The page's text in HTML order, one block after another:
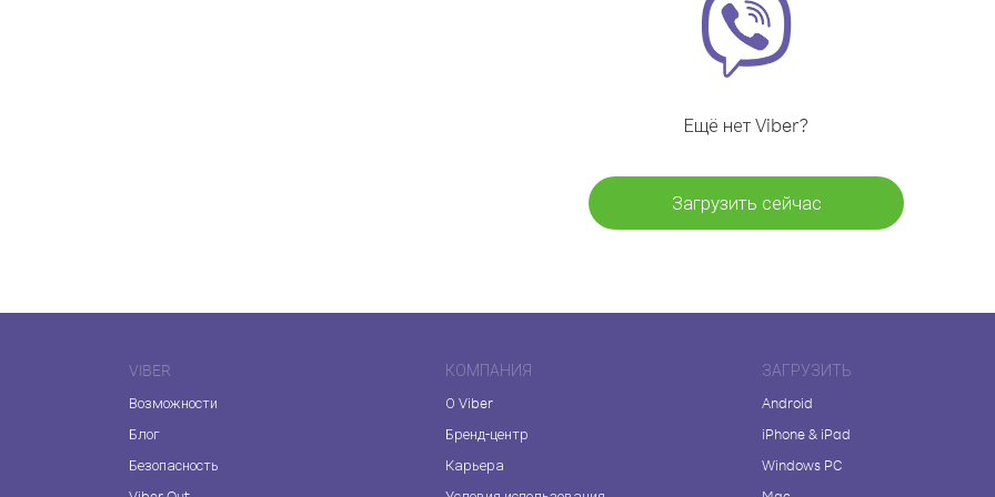
Ещё нет Viber?
Загрузить сейчас
VIBER
Возможности
Блог
Безопасность
КОМПАНИЯ
О Viber
Бренд-центр
Карьера
ЗАГРУЗИТЬ
Android
iPhone & iPad
Windows PC